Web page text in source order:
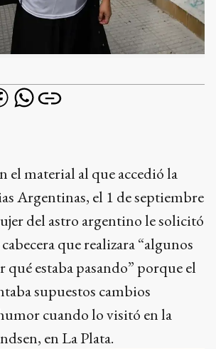
el material al que accedió la
Argentinas, el 1 de septiembre
del astro argentino le solicitó
que realizara “algunos
qué estaba pasando” porque el
supuestos cambios
cuando lo visitó en la
en La Plata.